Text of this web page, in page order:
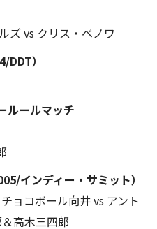
ズ vs クリス・ベノワ
）
ルールマッチ
インディー・サミット）
ョコボール向井 vs アント
高木三四郎